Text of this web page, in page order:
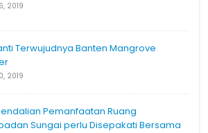
2019
Terwujudnya Banten Mangrove
2019
Pemanfaatan Ruang
Sungai perlu Disepakati Bersama